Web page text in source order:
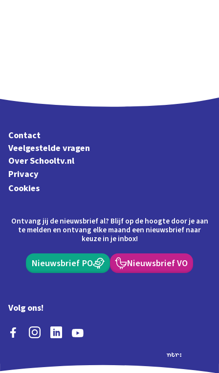
Contact
Veelgestelde vragen
Over Schooltv.nl
Privacy
Cookies
Ontvang jij de nieuwsbrief al? Blijf op de hoogte door je aan
te melden en ontvang elke maand een nieuwsbrief naar
keuze in je inbox!
Nieuwsbrief PO Nieuwsbrief VO
Volg ons!